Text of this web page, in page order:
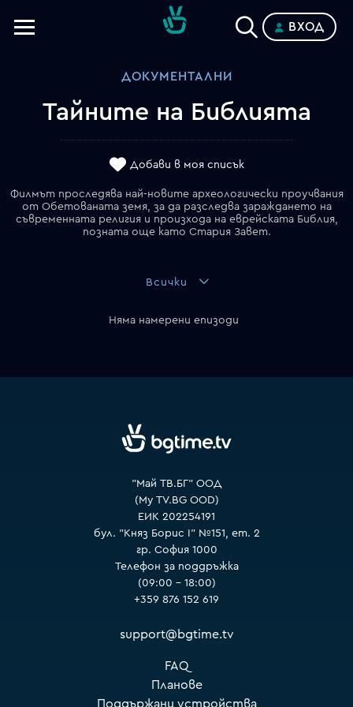
ВХОД
ДОКУМЕНТАЛНИ
Тайните на Библията
Добави в моя списък
Филмът проследява най-новите археологически проучвания
от Обетованата земя, за да разследва зараждането на
съвременната религия и произхода на еврейската Библия,
позната още като Стария Завет.
Всички
Няма намерени епизоди
"Май ТВ.БГ" ООД
(My TV.BG OOD)
ЕИК 202254191
бул. "Княз Борис I" №151, ет. 2
гр. София 1000
Телефон за поддръжка
(09:00 – 18:00)
+359 876 152 619
support@bgtime.tv
FAQ
Планове
Поддържани устройства